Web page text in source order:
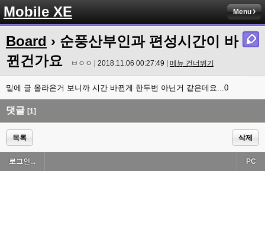
Mobile XE Menu
Board › 순풍산부인과 편성시간이 바
뀐건가요
ㅂㅇㅇ | 2018.11.06 00:27:49 | 메뉴 건너뛰기
밑에 글 올라온거 보니까 시간 바뀐게 한두번 아닌거 같은데요...0
댓글 [1]
목록 삭제
로그인... PC